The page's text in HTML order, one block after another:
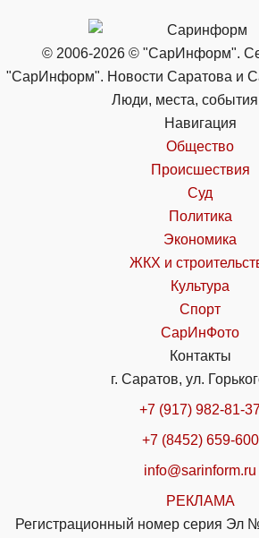
© 2006-2026 © "СарИнформ".
"СарИнформ". Новости Саратова и
Люди, места,
Навигация
Общество
Происшествия
Суд
Политика
Экономика
ЖКХ и
Культура
Спорт
СарИнФото
Контакты
г. Саратов, ул.
+7 (917) 982-81-
+7 (8452) 659-600
info@sarinform.ru
РЕКЛАМА
Регистрационный номер серия Эл